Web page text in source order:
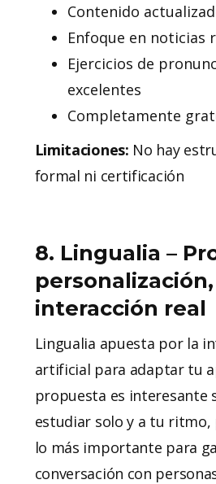
Contenido
Enfoque en noticias
Ejercicios de
excelentes
Completamente
Limitaciones: No hay
formal ni certificación
8. Lingualia –
interacción real
Lingualia apuesta por la
artificial para adaptar tu
propuesta es interesante
estudiar solo y a tu ritmo,
lo más importante para
conversación con